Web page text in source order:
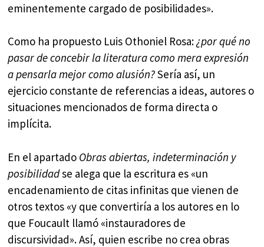
eminentemente cargado de posibilidades».
Como ha propuesto Luis Othoniel Rosa:¿por qué no
pasar de concebir la literatura como mera expresión
a pensarla mejor como alusión?Sería así, un
ejercicio constante de referencias a ideas, autores o
situaciones mencionados de forma directa o
implícita.
En el apartado Obras abiertas, indeterminación y
posibilidadse alega que la escritura es «un
encadenamiento de citas infinitas que vienen de
otros textos «y que convertiría a los autores en lo
que Foucault llamó «instauradores de
discursividad». Así, quien escribe no crea obras